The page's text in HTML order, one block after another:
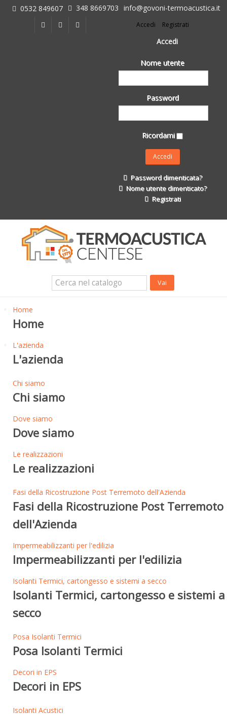
0532 849607 348 8669703 info@govoni-termoacustica.it
Accedi Registrati
Accedi
Nome utente
Password
Ricordami
Password dimenticata?
Nome utente dimenticato?
Registrati
L'azienda
Chi siamo
Fasi della Ricostruzione Post Terremoto
Impermeabilizzanti per l'edilizia
Isolanti Termici, cartongesso e sistemi a secco
Impermeabilizzanti per l'edilizia
Isolanti Termici, cartongesso e sistemi a secco
Isolanti Acustici
Porte e Finestre
Home
Home
L'azienda
L'azienda
Chi siamo
Chi siamo
Dove siamo
Dove siamo
Le realizzazioni
Le realizzazioni
Fasi della Ricostruzione Post Terremoto dell'Azienda
Fasi della Ricostruzione Post Terremoto
dell'Azienda
Impermeabilizzanti per l'edilizia
Impermeabilizzanti per l'edilizia
Isolanti Termici, cartongesso e sistemi a secco
Isolanti Termici, cartongesso e sistemi a
secco
Posa Isolanti Termici
Posa Isolanti Termici
Decori in EPS
Decori in EPS
Isolanti Acustici